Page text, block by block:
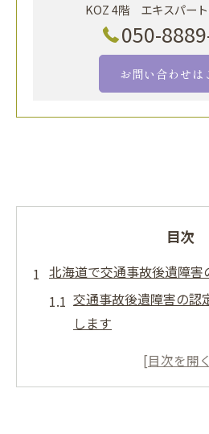
KOZ 4階 エキスパー
050-
お問い合わせは
目次
北海道で交通事故後遺障
交通事故後遺障害の認
します
北海道の交通事故被害